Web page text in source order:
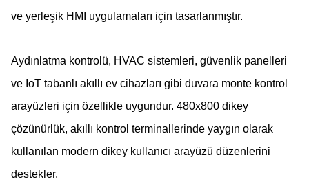
ve yerleşik HMI uygulamaları için tasarlanmıştır.
Aydınlatma kontrolü, HVAC sistemleri, güvenlik panelleri
ve IoT tabanlı akıllı ev cihazları gibi duvara monte kontrol
arayüzleri için özellikle uygundur. 480x800 dikey
çözünürlük, akıllı kontrol terminallerinde yaygın olarak
kullanılan modern dikey kullanıcı arayüzü düzenlerini
destekler.